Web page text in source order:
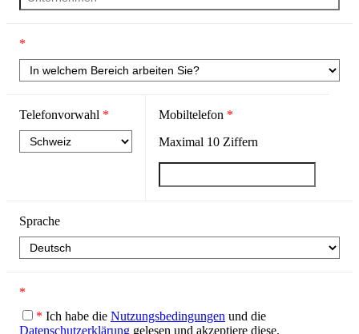
*
Telefonvorwahl * Mobiltelefon *
Maximal 10Ziffern
Sprache
*
* Ich habe die Nutzungsbedingungen und die
Datenschutzerklärung gelesen und akzeptiere diese.